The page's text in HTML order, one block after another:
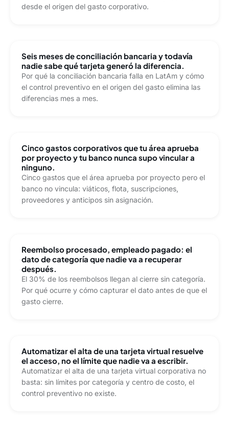
desde el origen del gasto corporativo.
Seis meses de conciliación bancaria y todavía
nadie sabe qué tarjeta generó la diferencia.
Por qué la conciliación bancaria falla en LatAm y cómo
el control preventivo en el origen del gasto elimina las
diferencias mes a mes.
Cinco gastos corporativos que tu área aprueba
por proyecto y tu banco nunca supo vincular a
ninguno.
Cinco gastos que el área aprueba por proyecto pero el
banco no vincula: viáticos, flota, suscripciones,
proveedores y anticipos sin asignación.
Reembolso procesado, empleado pagado: el
dato de categoría que nadie va a recuperar
después.
El 30% de los reembolsos llegan al cierre sin categoría.
Por qué ocurre y cómo capturar el dato antes de que el
gasto cierre.
Automatizar el alta de una tarjeta virtual resuelve
el acceso, no el límite que nadie va a escribir.
Automatizar el alta de una tarjeta virtual corporativa no
basta: sin límites por categoría y centro de costo, el
control preventivo no existe.